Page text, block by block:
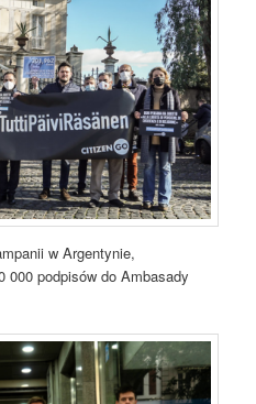
w Argentynie,
000 podpisów do Ambasady